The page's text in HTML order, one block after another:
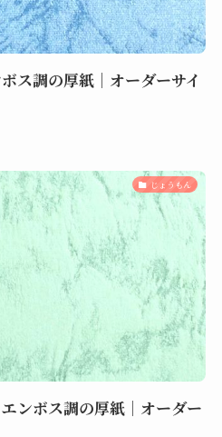
ス調の厚紙｜オーダーサイ
じょうもん
ンボス調の厚紙｜オーダー